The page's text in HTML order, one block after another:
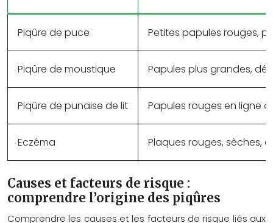
Piqûre de puce Petites papules rouges,
Piqûre de moustique Papules plus grandes,
Piqûre de punaise de lit Papules rouges en ligne
Eczéma Plaques rouges, sèches,
Causes et facteurs de risque :
comprendre l’origine des piqûres
Comprendre les causes et les facteurs de risque liés aux